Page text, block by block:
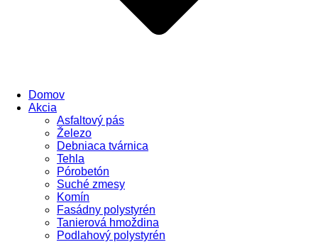
Domov
Akcia
Asfaltový pás
Železo
Debniaca tvárnica
Tehla
Pórobetón
Suché zmesy
Komín
Fasádny polystyrén
Tanierová hmoždina
Podlahový polystyrén